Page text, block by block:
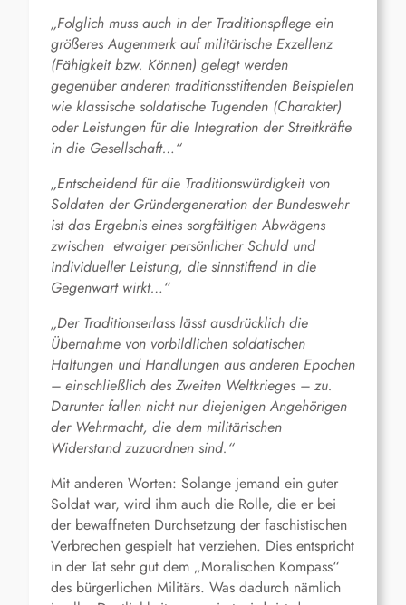
„Folglich muss auch in der Traditionspflege ein
größeres Augenmerk auf militärische Exzellenz
(Fähigkeit bzw. Können) gelegt werden
gegenüber anderen traditionsstiftenden Beispielen
wie klassische soldatische Tugenden (Charakter)
oder Leistungen für die Integration der Streitkräfte
in die Gesellschaft…“
„Entscheidend für die Traditionswürdigkeit von
Soldaten der Gründergeneration der Bundeswehr
ist das Ergebnis eines sorgfältigen Abwägens
zwischen etwaiger persönlicher Schuld und
individueller Leistung, die sinnstiftend in die
Gegenwart wirkt…“
„Der Traditionserlass lässt ausdrücklich die
Übernahme von vorbildlichen soldatischen
Haltungen und Handlungen aus anderen Epochen
– einschließlich des Zweiten Weltkrieges – zu.
Darunter fallen nicht nur diejenigen Angehörigen
der Wehrmacht, die dem militärischen
Widerstand zuzuordnen sind.“
Mit anderen Worten: Solange jemand ein guter
Soldat war, wird ihm auch die Rolle, die er bei
der bewaffneten Durchsetzung der faschistischen
Verbrechen gespielt hat verziehen. Dies entspricht
in der Tat sehr gut dem „Moralischen Kompass“
des bürgerlichen Militärs. Was dadurch nämlich